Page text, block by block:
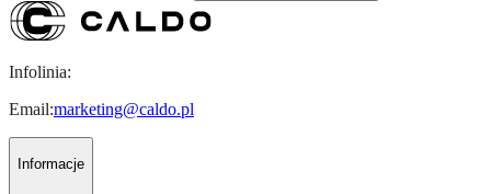
Infolinia:
Email:marketing@caldo.pl
Informacje